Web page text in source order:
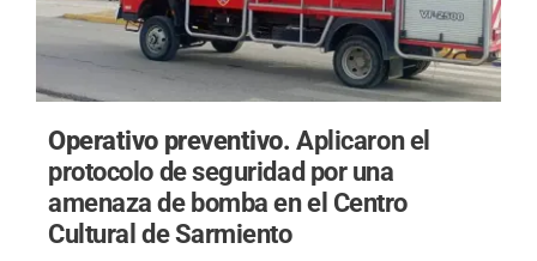
Operativo preventivo.Aplicaron el
protocolo de seguridad por una
amenaza de bomba en el Centro
Cultural de Sarmiento